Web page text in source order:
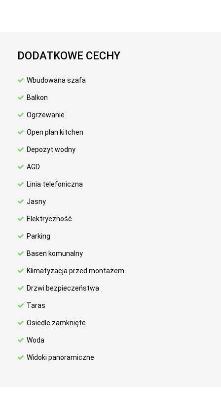
DODATKOWE CECHY
Wbudowana szafa
Balkon
Ogrzewanie
Open plan kitchen
Depozyt wodny
AGD
Linia telefoniczna
Jasny
Elektryczność
Parking
Basen komunalny
Klimatyzacja przed montażem
Drzwi bezpieczeństwa
Taras
Osiedle zamknięte
Woda
Widoki panoramiczne